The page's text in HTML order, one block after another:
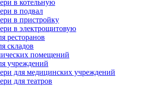
в котельную
в подвал
в пристройку
в электрощитовую
ресторанов
складов
помещений
учреждений
для медицинских учреждений
для театров